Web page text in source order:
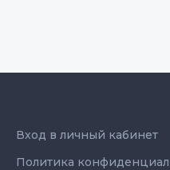
Вход в личный кабинет
Политика